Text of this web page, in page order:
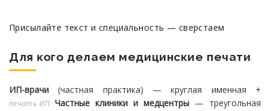
Присылайте текст и специальность — сверстаем
Для кого делаем медицинские печати
ИП-врачи (частная практика) — круглая именная +
печать ИП Частные клиники и медцентры — треугольная